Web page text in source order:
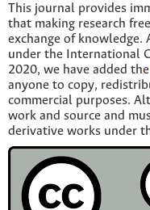
This journal provides
that making research
exchange of
under the International
2020, we have added the
anyone to copy,
commercial purposes.
work and source and
derivative works under